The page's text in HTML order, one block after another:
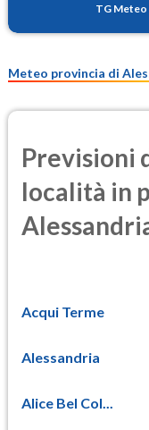
PM25
TG Meteo
Meteo provincia di
Previsioni
località in
Acqui Terme
Alessandria
Alice Bel Col...